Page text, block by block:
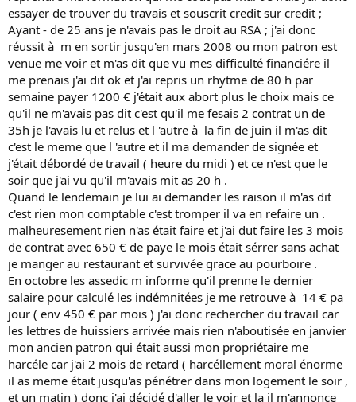
essayer de trouver du travais et souscrit credit sur credit ;
Ayant - de 25 ans je n'avais pas le droit au RSA ; j'ai donc
réussit à m en sortir jusqu'en mars 2008 ou mon patron est
venue me voir et m'as dit que vu mes difficulté financiére il
me prenais j'ai dit ok et j'ai repris un rhytme de 80 h par
semaine payer 1200 € j'était aux abort plus le choix mais ce
qu'il ne m'avais pas dit c'est qu'il me fesais 2 contrat un de
35h je l'avais lu et relus et l 'autre à la fin de juin il m'as dit
c'est le meme que l 'autre et il ma demander de signée et
j'était débordé de travail ( heure du midi ) et ce n'est que le
soir que j'ai vu qu'il m'avais mit as 20 h .
Quand le lendemain je lui ai demander les raison il m'as dit
c'est rien mon comptable c'est tromper il va en refaire un .
malheuresement rien n'as était faire et j'ai dut faire les 3 mois
de contrat avec 650 € de paye le mois était sérrer sans achat
je manger au restaurant et survivée grace au pourboire .
En octobre les assedic m informe qu'il prenne le dernier
salaire pour calculé les indémnitées je me retrouve à 14 € pa
jour ( env 450 € par mois ) j'ai donc rechercher du travail car
les lettres de huissiers arrivée mais rien n'aboutisée en janvier
mon ancien patron qui était aussi mon propriétaire me
harcéle car j'ai 2 mois de retard ( harcéllement moral énorme
il as meme était jusqu'as pénétrer dans mon logement le soir ,
et un matin ) donc j'ai décidé d'aller le voir et la il m'annonce